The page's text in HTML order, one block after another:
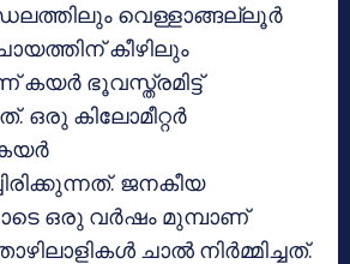
വെള്ളാങ്ങല്ലൂര്‍
കീഴിലും
കയര്‍ ഭൂവസ്ത്രമിട്ട്
ഒരു കിലോമീറ്റര്‍
ജനകീയ
ഒരു വര്‍ഷം മുമ്പാണ്
ചാല്‍ നിര്‍മ്മിച്ചത്.